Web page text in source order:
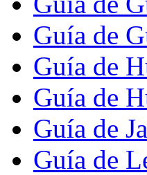
Guía de
Guía de
Guía de
Guía de
Guía de